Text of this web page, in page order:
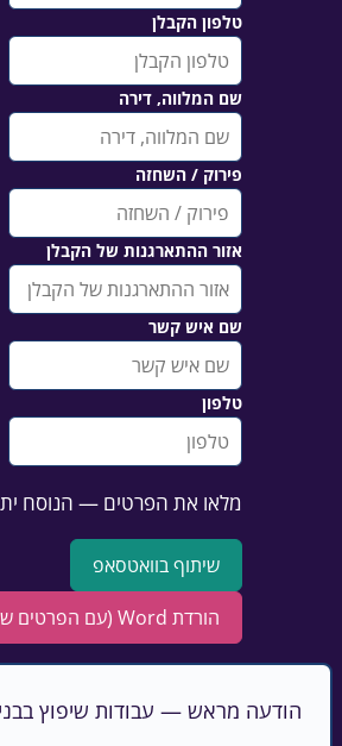
טלפון הקבלן
שם המלווה, דירה
פירוק / השחזה
אזור ההתארגנות של הקבלן
שם איש קשר
טלפון
מלאו את הפרטים — הנוסח
שיתוף בוואטסאפ
הורדת Word (עם הפרטים שלכם)